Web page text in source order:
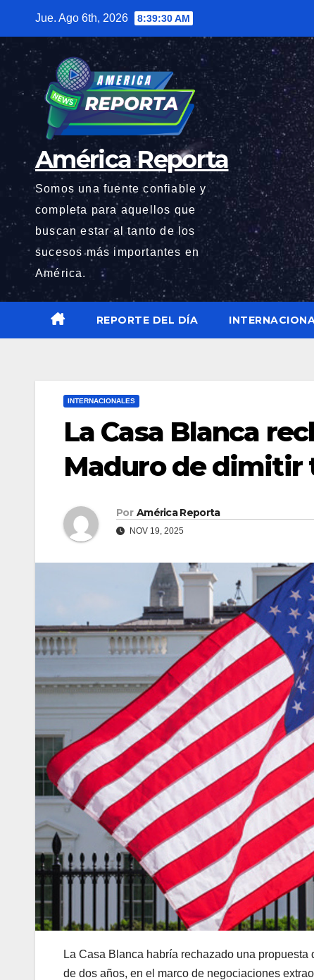
contenido
Jue. Ago 6th, 2026 8:39:32 AM
América Reporta
Somos una fuente confiable y
completa para aquellos que
buscan estar al tanto de los
sucesos más importantes en
América.
REPORTE DEL DÍA
INTERNACIONALES
La Casa Blanca
Maduro de dimitir
Por América Reporta
NOV 19, 2025
La Casa Blanca habría rechazado una
de dos años, en el marco de negociaciones